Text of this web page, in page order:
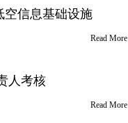
空信息基础设施
Read More
人考核
Read More